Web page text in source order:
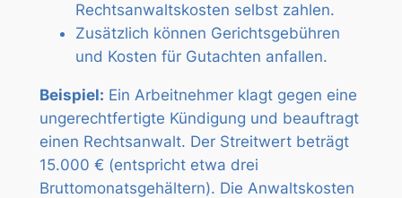
Rechtsanwaltskosten selbst zahlen.
Zusätzlich können Gerichtsgebühren
und Kosten für Gutachten anfallen.
Beispiel: Ein Arbeitnehmer klagt gegen eine
ungerechtfertigte Kündigung und beauftragt
einen Rechtsanwalt. Der Streitwert beträgt
15.000 € (entspricht etwa drei
Bruttomonatsgehältern). Die Anwaltskosten